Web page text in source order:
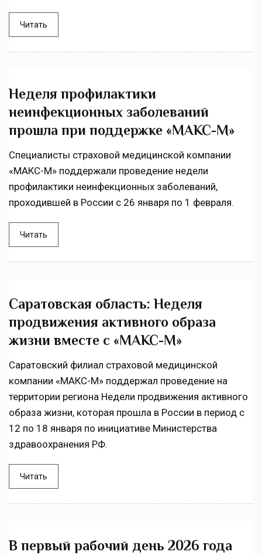
Читать
Неделя профилактики
неинфекционных заболеваний
прошла при поддержке «МАКС-М»
Специалисты страховой медицинской компании
«МАКС-М» поддержали проведение недели
профилактики неинфекционных заболеваний,
проходившей в России с 26 января по 1 февраля.
Читать
Саратовская область: Неделя
продвижения активного образа
жизни вместе с «МАКС-М»
Саратовский филиал страховой медицинской
компании «МАКС-М» поддержал проведение на
территории региона Недели продвижения активного
образа жизни, которая прошла в России в период с
12 по 18 января по инициативе Министерства
здравоохранения РФ.
Читать
В первый рабочий день 2026 года